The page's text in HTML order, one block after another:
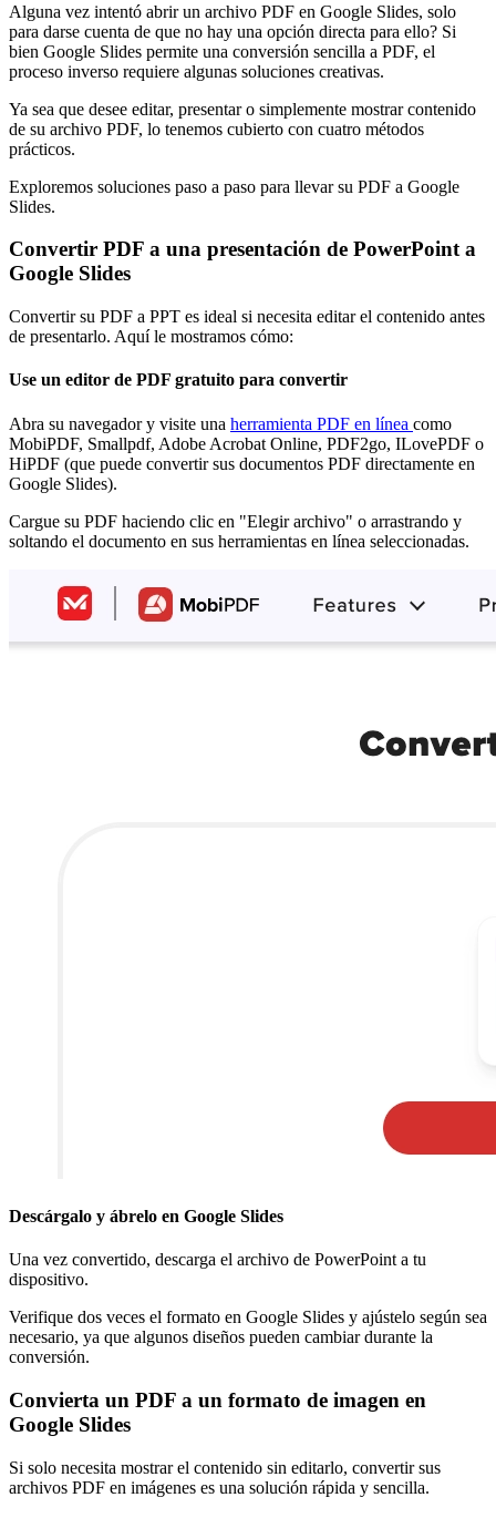
Alguna vez intentó abrir un archivo PDF en Google Slides, solo
para darse cuenta de que no hay una opción directa para ello? Si
bien Google Slides permite una conversión sencilla a PDF, el
proceso inverso requiere algunas soluciones creativas.
Ya sea que desee editar, presentar o simplemente mostrar contenido
de su archivo PDF, lo tenemos cubierto con cuatro métodos
prácticos.
Exploremos soluciones paso a paso para llevar su PDF a Google
Slides.
Convertir PDF a una presentación de PowerPoint a
Google Slides
Convertir su PDF a PPT es ideal si necesita editar el contenido antes
de presentarlo. Aquí le mostramos cómo:
Use un editor de PDF gratuito para convertir
Abra su navegador y visite una herramienta PDF en línea como
MobiPDF, Smallpdf, Adobe Acrobat Online, PDF2go, ILovePDF o
HiPDF (que puede convertir sus documentos PDF directamente en
Google Slides).
Cargue su PDF haciendo clic en "Elegir archivo" o arrastrando y
soltando el documento en sus herramientas en línea seleccionadas.
Descárgalo y ábrelo en Google Slides
Una vez convertido, descarga el archivo de PowerPoint a tu
dispositivo.
Verifique dos veces el formato en Google Slides y ajústelo según sea
necesario, ya que algunos diseños pueden cambiar durante la
conversión.
Convierta un PDF a un formato de imagen en
Google Slides
Si solo necesita mostrar el contenido sin editarlo, convertir sus
archivos PDF en imágenes es una solución rápida y sencilla.